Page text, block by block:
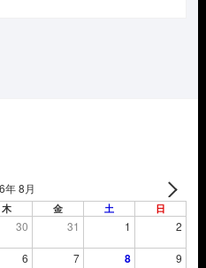
年 8月
木 金 土 日
30 31 1 2
6 7 8 9